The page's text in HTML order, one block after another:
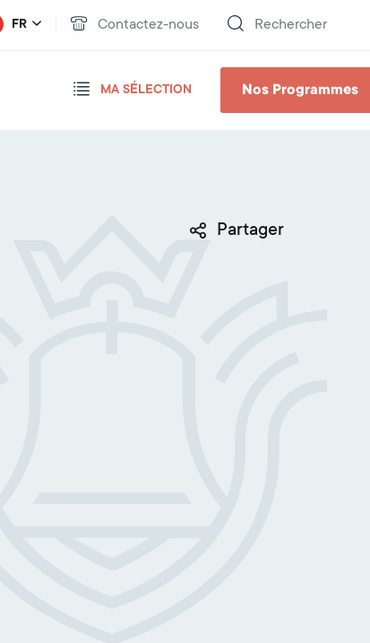
FR Contactez-nous Rechercher
MA SÉLECTION Nos Programmes
Partager